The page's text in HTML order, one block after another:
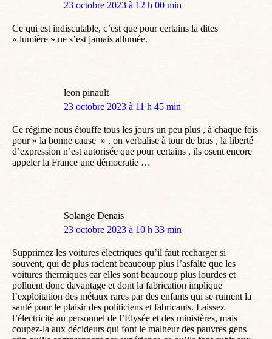
dit
23 octobre 2023 à 12 h 00 min
Ce qui est indiscutable, c’est que pour certains la dites
« lumière » ne s’est jamais allumée.
leon pinault
dit
23 octobre 2023 à 11 h 45 min
Ce régime nous étouffe tous les jours un peu plus , à chaque fois
pour » la bonne cause » , on verbalise à tour de bras , la liberté
d’expression n’est autorisée que pour certains , ils osent encore
appeler la France une démocratie …
Solange Denais
dit
23 octobre 2023 à 10 h 33 min
Supprimez les voitures électriques qu’il faut recharger si
souvent, qui de plus raclent beaucoup plus l’asfalte que les
voitures thermiques car elles sont beaucoup plus lourdes et
polluent donc davantage et dont la fabrication implique
l’exploitation des métaux rares par des enfants qui se ruinent la
santé pour le plaisir des politiciens et fabricants. Laissez
l’électricité au personnel de l’Elysée et des ministères, mais
coupez-la aux décideurs qui font le malheur des pauvres gens